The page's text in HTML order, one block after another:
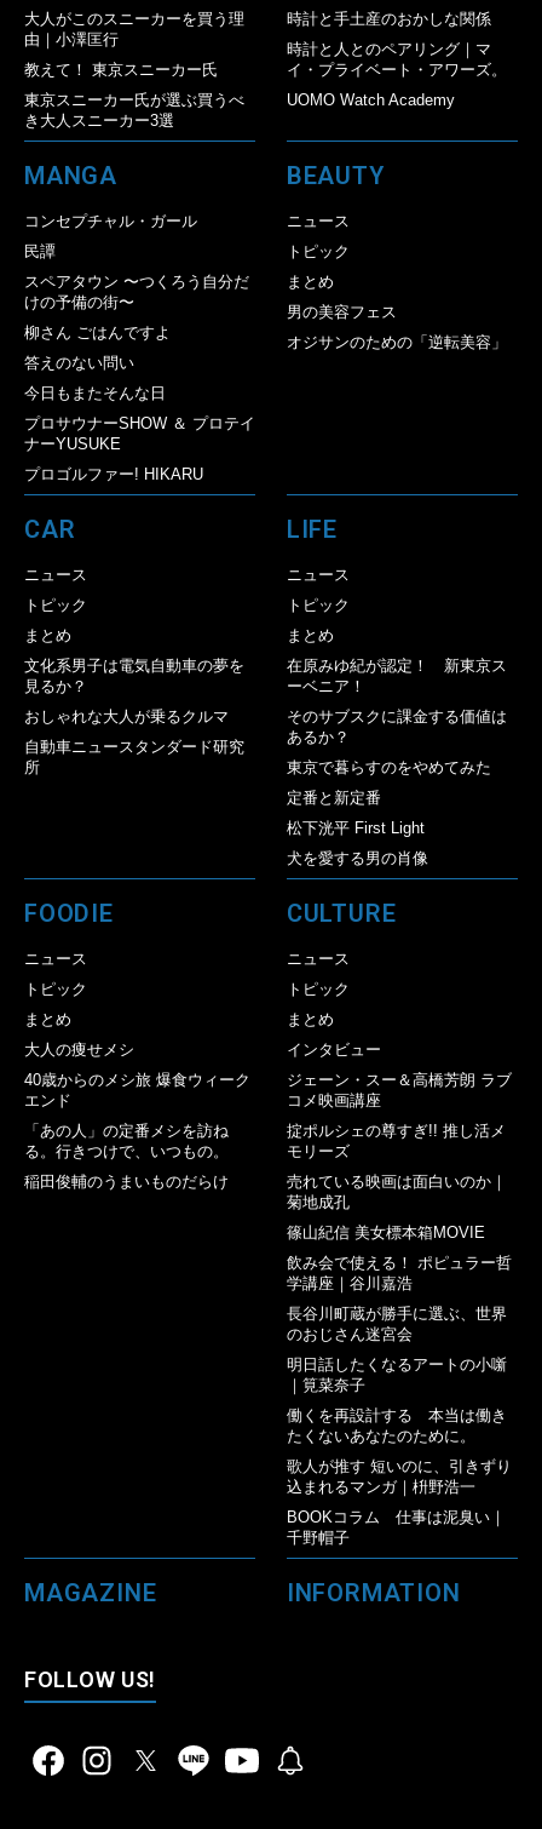
大人がこのスニーカーを買う理
由｜小澤匡行
教えて！ 東京スニーカー氏
東京スニーカー氏が選ぶ買うべ
き大人スニーカー3選
時計と手土産のおかしな関係
時計と人とのペアリング｜マ
イ・プライベート・アワーズ。
UOMO Watch Academy
MANGA
コンセプチャル・ガール
民譚
スペアタウン 〜つくろう自分だ
けの予備の街〜
柳さん ごはんですよ
答えのない問い
今日もまたそんな日
プロサウナーSHOW ＆ プロテイ
ナーYUSUKE
プロゴルファー! HIKARU
BEAUTY
ニュース
トピック
まとめ
男の美容フェス
オジサンのための「逆転美容」
CAR
ニュース
トピック
まとめ
文化系男子は電気自動車の夢を
見るか？
おしゃれな大人が乗るクルマ
自動車ニュースタンダード研究
所
LIFE
ニュース
トピック
まとめ
在原みゆ紀が認定！ 新東京ス
ーベニア！
そのサブスクに課金する価値は
あるか？
東京で暮らすのをやめてみた
定番と新定番
松下洸平 First Light
犬を愛する男の肖像
FOODIE
ニュース
トピック
まとめ
大人の痩せメシ
40歳からのメシ旅 爆食ウィーク
エンド
「あの人」の定番メシを訪ね
る。行きつけで、いつもの。
稲田俊輔のうまいものだらけ
CULTURE
ニュース
トピック
まとめ
インタビュー
ジェーン・スー＆高橋芳朗 ラブ
コメ映画講座
掟ポルシェの尊すぎ!! 推し活メ
モリーズ
売れている映画は面白いのか｜
菊地成孔
篠山紀信 美女標本箱MOVIE
飲み会で使える！ ポピュラー哲
学講座｜谷川嘉浩
長谷川町蔵が勝手に選ぶ、世界
のおじさん迷宮会
明日話したくなるアートの小噺
｜筧菜奈子
働くを再設計する 本当は働き
たくないあなたのために。
歌人が推す 短いのに、引きずり
込まれるマンガ｜枡野浩一
BOOKコラム 仕事は泥臭い｜
千野帽子
MAGAZINE INFORMATION
FOLLOW US!